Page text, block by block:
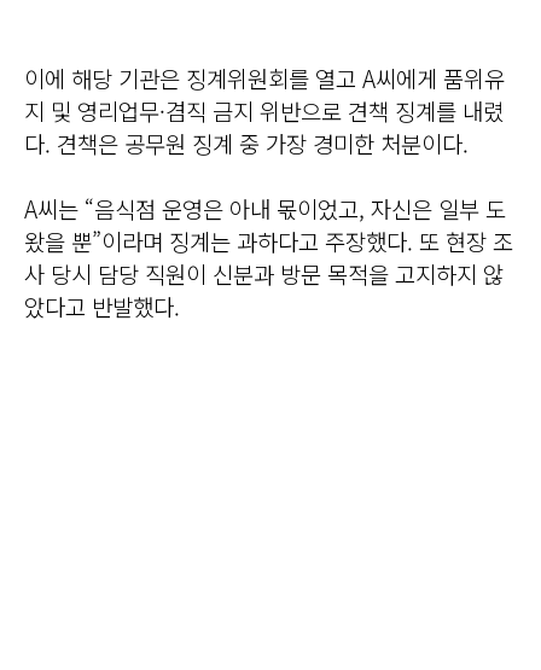
이에 해당 기관은 징계위원회를 열고 A씨에게 품위유
지 및 영리업무·겸직 금지 위반으로 견책 징계를 내렸
다. 견책은 공무원 징계 중 가장 경미한 처분이다.
A씨는 “음식점 운영은 아내 몫이었고, 자신은 일부 도
왔을 뿐”이라며 징계는 과하다고 주장했다. 또 현장 조
사 당시 담당 직원이 신분과 방문 목적을 고지하지 않
았다고 반발했다.